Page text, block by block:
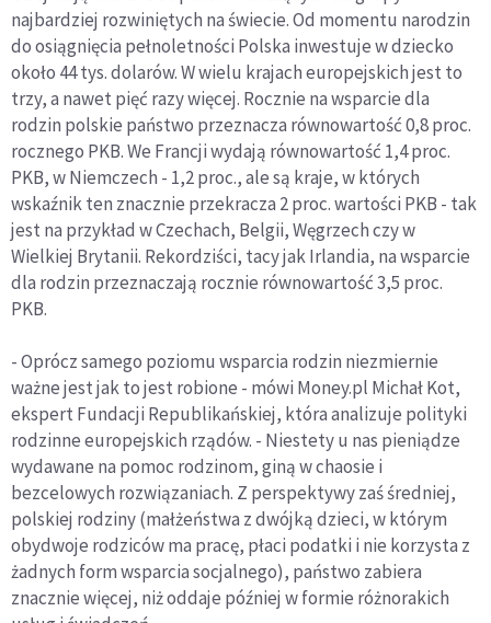
najbardziej rozwiniętych na świecie. Od momentu narodzin
do osiągnięcia pełnoletności Polska inwestuje w dziecko
około 44 tys. dolarów. W wielu krajach europejskich jest to
trzy, a nawet pięć razy więcej. Rocznie na wsparcie dla
rodzin polskie państwo przeznacza równowartość 0,8 proc.
rocznego PKB. We Francji wydają równowartość 1,4 proc.
PKB, w Niemczech - 1,2 proc., ale są kraje, w których
wskaźnik ten znacznie przekracza 2 proc. wartości PKB - tak
jest na przykład w Czechach, Belgii, Węgrzech czy w
Wielkiej Brytanii. Rekordziści, tacy jak Irlandia, na wsparcie
dla rodzin przeznaczają rocznie równowartość 3,5 proc.
PKB.
- Oprócz samego poziomu wsparcia rodzin niezmiernie
ważne jest jak to jest robione - mówi Money.pl Michał Kot,
ekspert Fundacji Republikańskiej, która analizuje polityki
rodzinne europejskich rządów. - Niestety u nas pieniądze
wydawane na pomoc rodzinom, giną w chaosie i
bezcelowych rozwiązaniach. Z perspektywy zaś średniej,
polskiej rodziny (małżeństwa z dwójką dzieci, w którym
obydwoje rodziców ma pracę, płaci podatki i nie korzysta z
żadnych form wsparcia socjalnego), państwo zabiera
znacznie więcej, niż oddaje później w formie różnorakich